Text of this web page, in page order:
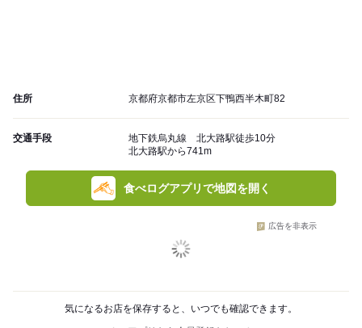
住所 京都府京都市左京区下鴨西半木町82
交通手段
地下鉄烏丸線 北大路駅徒歩10分
北大路駅から741m
食べログアプリで地図を開く
広告を非表示
気になるお店を保存すると、いつでも確認できます。